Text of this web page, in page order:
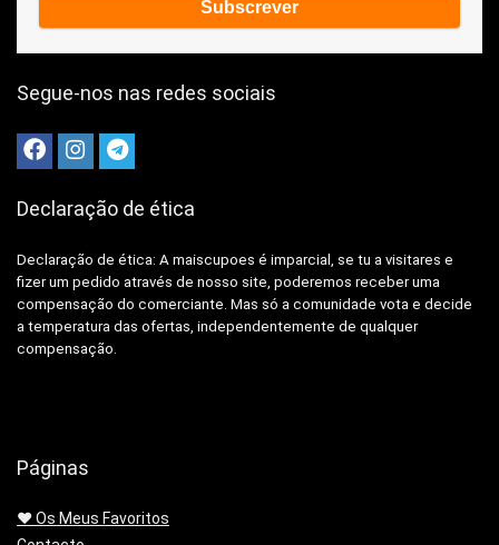
Segue-nos nas redes sociais
Declaração de ética
Declaração de ética: A maiscupoes é imparcial, se tu a visitares e
fizer um pedido através de nosso site, poderemos receber uma
compensação do comerciante. Mas só a comunidade vota e decide
a temperatura das ofertas, independentemente de qualquer
compensação.
Páginas
❤️ Os Meus Favoritos